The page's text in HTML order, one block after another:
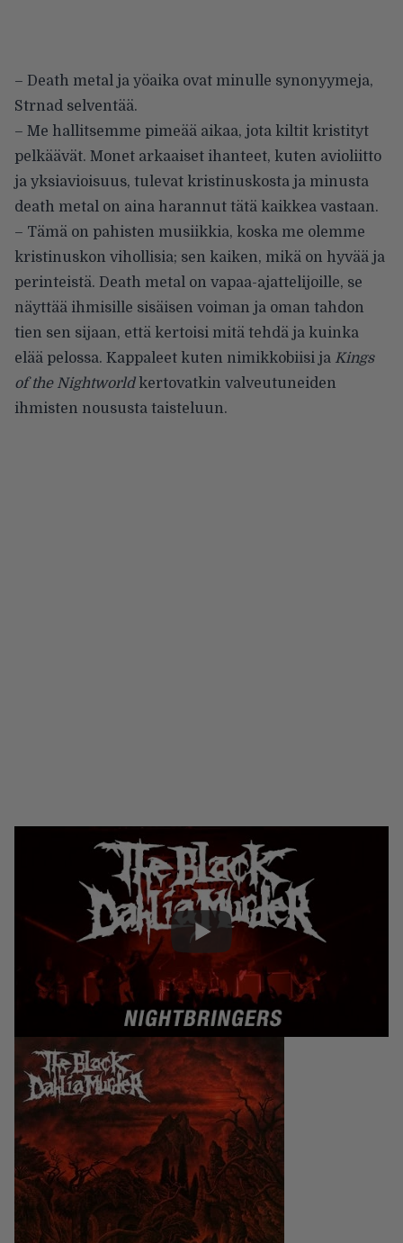
– Death metal ja yöaika ovat minulle synonyymeja,
Strnad selventää.
– Me hallitsemme pimeää aikaa, jota kiltit kristityt
pelkäävät. Monet arkaaiset ihanteet, kuten avioliitto
ja yksiavioisuus, tulevat kristinuskosta ja minusta
death metal on aina harannut tätä kaikkea vastaan.
– Tämä on pahisten musiikkia, koska me olemme
kristinuskon vihollisia; sen kaiken, mikä on hyvää ja
perinteistä. Death metal on vapaa-ajattelijoille, se
näyttää ihmisille sisäisen voiman ja oman tahdon
tien sen sijaan, että kertoisi mitä tehdä ja kuinka
elää pelossa. Kappaleet kuten nimikkobiisi ja Kings
of the Nightworldkertovatkin valveutuneiden
ihmisten noususta taisteluun.